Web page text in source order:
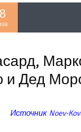
и Дед
Источник Noev-